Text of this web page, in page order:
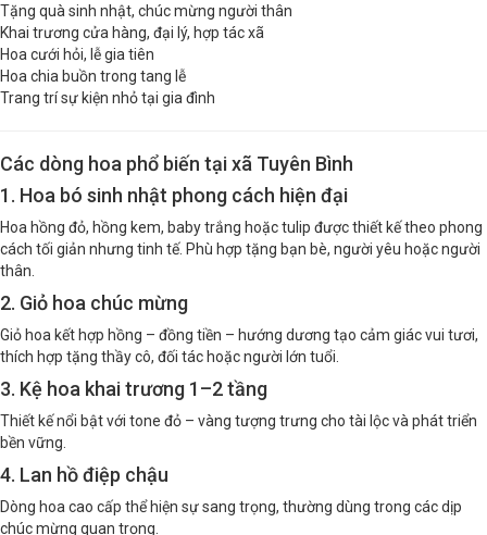
Tặng quà sinh nhật, chúc mừng người thân
Khai trương cửa hàng, đại lý, hợp tác xã
Hoa cưới hỏi, lễ gia tiên
Hoa chia buồn trong tang lễ
Trang trí sự kiện nhỏ tại gia đình
Các dòng hoa phổ biến tại xã Tuyên Bình
1. Hoa bó sinh nhật phong cách hiện đại
Hoa hồng đỏ, hồng kem, baby trắng hoặc tulip được thiết kế theo phong
cách tối giản nhưng tinh tế. Phù hợp tặng bạn bè, người yêu hoặc người
thân.
2. Giỏ hoa chúc mừng
Giỏ hoa kết hợp hồng – đồng tiền – hướng dương tạo cảm giác vui tươi,
thích hợp tặng thầy cô, đối tác hoặc người lớn tuổi.
3. Kệ hoa khai trương 1–2 tầng
Thiết kế nổi bật với tone đỏ – vàng tượng trưng cho tài lộc và phát triển
bền vững.
4. Lan hồ điệp chậu
Dòng hoa cao cấp thể hiện sự sang trọng, thường dùng trong các dịp
chúc mừng quan trọng.